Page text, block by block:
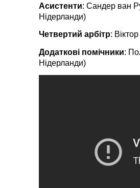
Асистенти: Сандер ван
Нідерланди)
Четвертий арбітр:
Додаткові помічники:
Нідерланди)